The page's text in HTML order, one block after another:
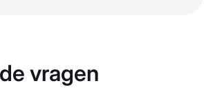
vragen